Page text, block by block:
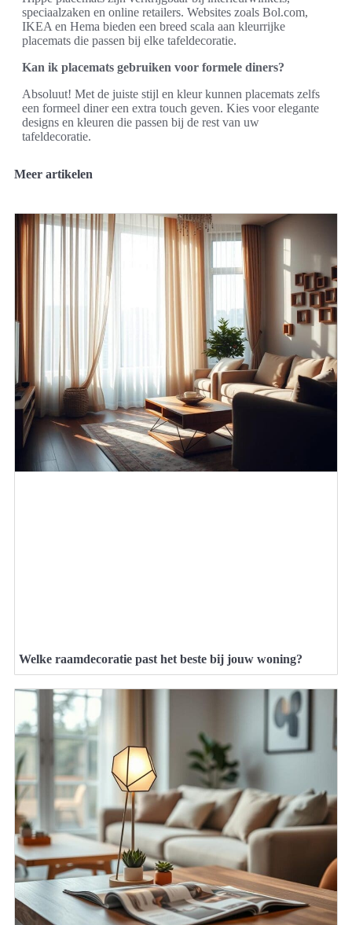
speciaalzaken en online retailers. Websites zoals Bol.com,
IKEA en Hema bieden een breed scala aan kleurrijke
placemats die passen bij elke tafeldecoratie.
Kan ik placemats gebruiken voor formele diners?
Absoluut! Met de juiste stijl en kleur kunnen placemats zelfs
een formeel diner een extra touch geven. Kies voor elegante
designs en kleuren die passen bij de rest van uw
tafeldecoratie.
Meer artikelen
Welke raamdecoratie past het beste bij jouw woning?